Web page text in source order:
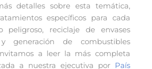
detalles sobre esta temática,
específicos para cada
peligroso, reciclaje de envases
generación de combustibles
a leer la más completa
a nuestra ejecutiva por País